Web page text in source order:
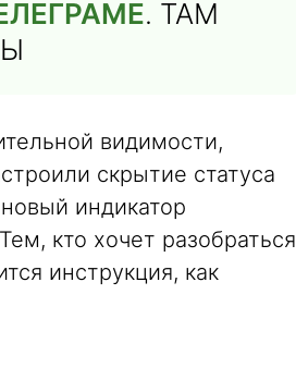
. ТАМ
видимости,
скрытие статуса
индикатор
кто хочет разобраться
инструкция, как